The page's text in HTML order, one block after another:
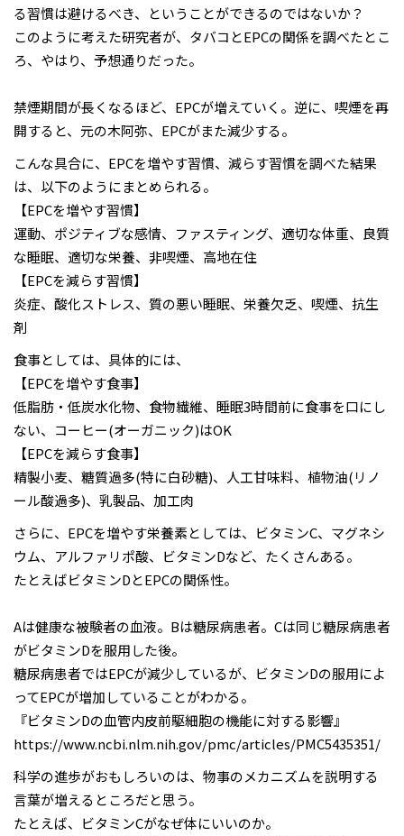
る習慣は避けるべき、ということができるのではないか？
このように考えた研究者が、タバコとEPCの関係を調べたとこ
ろ、やはり、予想通りだった。
禁煙期間が長くなるほど、EPCが増えていく。逆に、喫煙を再
開すると、元の木阿弥、EPCがまた減少する。
こんな具合に、EPCを増やす習慣、減らす習慣を調べた結果
は、以下のようにまとめられる。
【EPCを増やす習慣】
運動、ポジティブな感情、ファスティング、適切な体重、良質
な睡眠、適切な栄養、非喫煙、高地在住
【EPCを減らす習慣】
炎症、酸化ストレス、質の悪い睡眠、栄養欠乏、喫煙、抗生
剤
食事としては、具体的には、
【EPCを増やす食事】
低脂肪・低炭水化物、食物繊維、睡眠3時間前に食事を口にし
ない、コーヒー(オーガニック)はOK
【EPCを減らす食事】
精製小麦、糖質過多(特に白砂糖)、人工甘味料、植物油(リノ
ール酸過多)、乳製品、加工肉
さらに、EPCを増やす栄養素としては、ビタミンC、マグネシ
ウム、アルファリポ酸、ビタミンDなど、たくさんある。
たとえばビタミンDとEPCの関係性。
Aは健康な被験者の血液。Bは糖尿病患者。Cは同じ糖尿病患者
がビタミンDを服用した後。
糖尿病患者ではEPCが減少しているが、ビタミンDの服用によ
ってEPCが増加していることがわかる。
『ビタミンDの血管内皮前駆細胞の機能に対する影響』
https://www.ncbi.nlm.nih.gov/pmc/articles/PMC5435351/
科学の進歩がおもしろいのは、物事のメカニズムを説明する
言葉が増えるところだと思う。
たとえば、ビタミンCがなぜ体にいいのか。